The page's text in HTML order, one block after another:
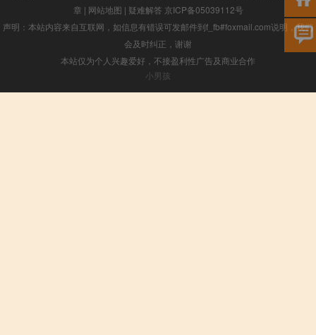
章 | 网站地图 | 疑难解答 京ICP备05039112号
声明：本站内容来自互联网，如信息有错误可发邮件到f_fb#foxmail.com说明，我们
会及时纠正，谢谢
本站仅为个人兴趣爱好，不接盈利性广告及商业合作
小男孩